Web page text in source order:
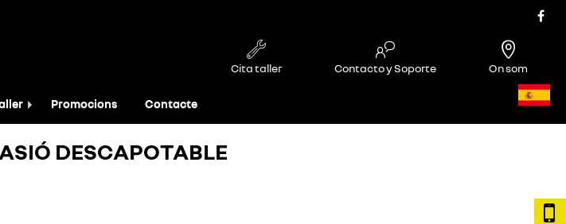
Cita taller Contacto y Soporte On som
Promocions Contacte
DESCAPOTABLE